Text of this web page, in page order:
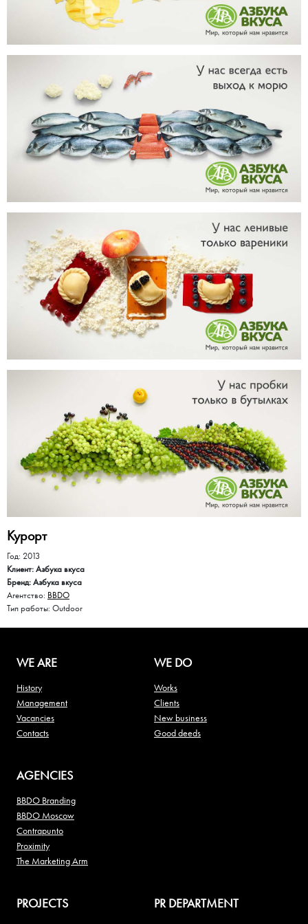
Курорт
Год: 2013
Клиент: Азбука вкуса
Бренд: Азбука вкуса
Агентство: BBDO
Тип работы: Outdoor
WE ARE
History
Management
Vacancies
Contacts
WE DO
Works
Clients
New business
Good deeds
AGENCIES
BBDO Branding
BBDO Moscow
Contrapunto
Proximity
The Marketing Arm
PROJECTS PR DEPARTMENT